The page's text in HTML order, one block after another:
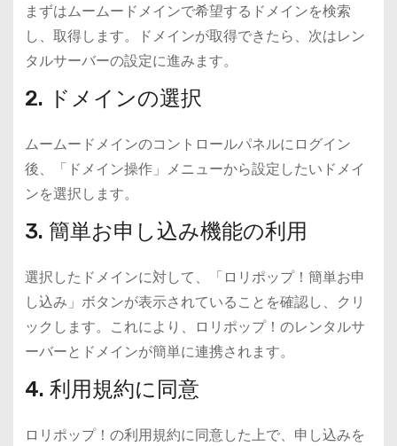
まずはムームードメインで希望するドメインを検索
し、取得します。ドメインが取得できたら、次はレン
タルサーバーの設定に進みます。
2. ドメインの選択
ムームードメインのコントロールパネルにログイン
後、「ドメイン操作」メニューから設定したいドメイ
ンを選択します。
3. 簡単お申し込み機能の利用
選択したドメインに対して、「ロリポップ！簡単お申
し込み」ボタンが表示されていることを確認し、クリ
ックします。これにより、ロリポップ！のレンタルサ
ーバーとドメインが簡単に連携されます。
4. 利用規約に同意
ロリポップ！の利用規約に同意した上で、申し込みを